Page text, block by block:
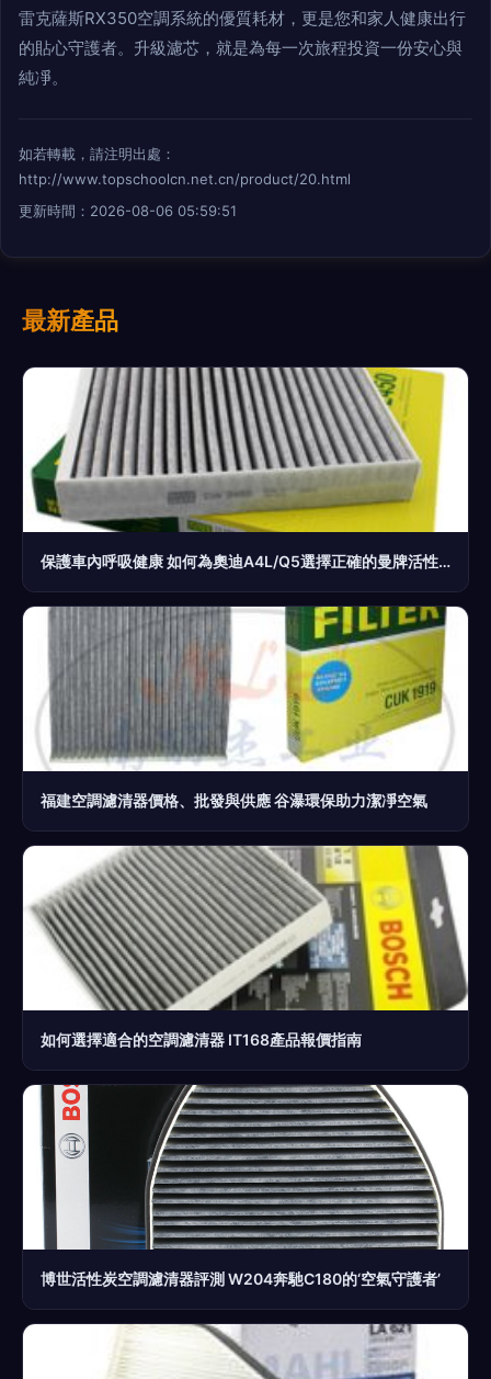
雷克薩斯RX350空調系統的優質耗材，更是您和家人健康出行
的貼心守護者。升級濾芯，就是為每一次旅程投資一份安心與
純凈。
如若轉載，請注明出處：
http://www.topschoolcn.net.cn/product/20.html
更新時間：2026-08-06 05:59:51
最新產品
保護車內呼吸健康 如何為奧迪A4L/Q5選擇正確的曼牌活性碳空調濾芯
福建空調濾清器價格、批發與供應 谷瀑環保助力潔凈空氣
如何選擇適合的空調濾清器 IT168產品報價指南
博世活性炭空調濾清器評測 W204奔馳C180的‘空氣守護者’